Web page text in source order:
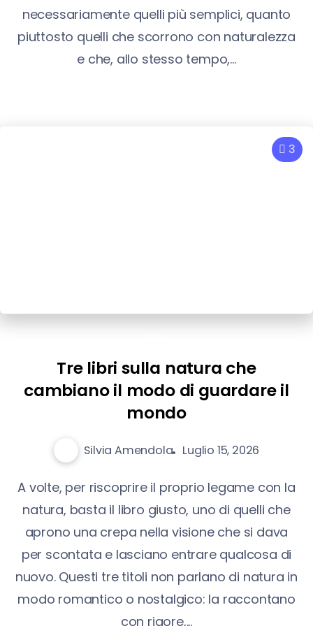
necessariamente quelli più semplici, quanto
piuttosto quelli che scorrono con naturalezza
e che, allo stesso tempo,...
3
Tre libri sulla natura che
cambiano il modo di guardare il
mondo
Silvia Amendola Luglio 15, 2026
A volte, per riscoprire il proprio legame con la
natura, basta il libro giusto, uno di quelli che
aprono una crepa nella visione che si dava
per scontata e lasciano entrare qualcosa di
nuovo. Questi tre titoli non parlano di natura in
modo romantico o nostalgico: la raccontano
con rigore,...